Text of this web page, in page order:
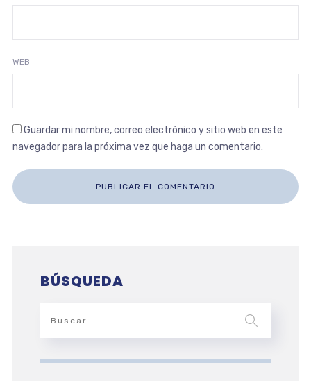
WEB
Guardar mi nombre, correo electrónico y sitio web en este
navegador para la próxima vez que haga un comentario.
BÚSQUEDA